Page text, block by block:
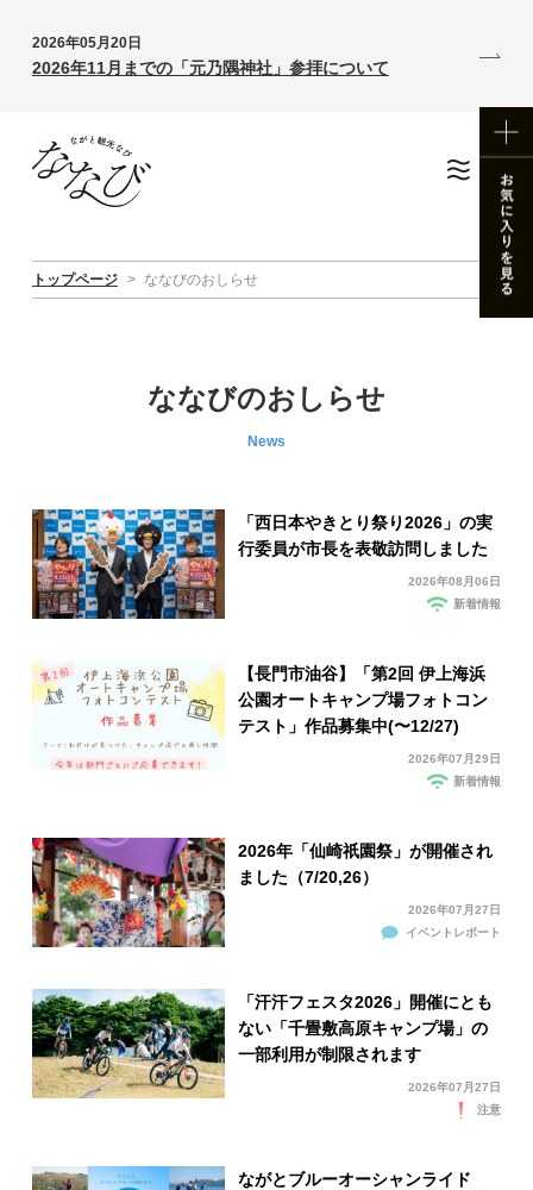
2026年05月20日
2026年11月までの「元乃隅神社」参拝について
トップページ > ななびのおしらせ
ななびのおしらせ
News
「西日本やきとり祭り2026」の実
行委員が市長を表敬訪問しました
2026年08月06日
新着情報
【長門市油谷】「第2回 伊上海浜
公園オートキャンプ場フォトコン
テスト」作品募集中(〜12/27)
2026年07月29日
新着情報
2026年「仙崎祇園祭」が開催され
ました（7/20,26）
2026年07月27日
イベントレポート
「汗汗フェスタ2026」開催にとも
ない「千畳敷高原キャンプ場」の
一部利用が制限されます
2026年07月27日
注意
ながとブルーオーシャンライド